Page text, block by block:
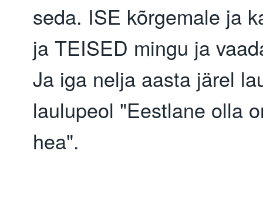
seda. ISE kõrgemale ja
ja TEISED mingu ja
Ja iga nelja aasta järel
laulupeol "Eestlane olla
hea".